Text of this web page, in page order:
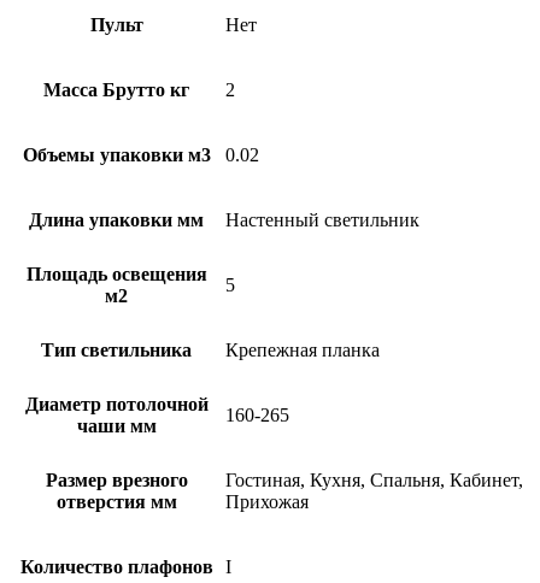
Пульт Нет
Масса Брутто кг 2
Объемы упаковки м3 0.02
Длина упаковки мм Настенный светильник
Площадь освещения
м2
5
Тип светильника Крепежная планка
Диаметр потолочной
чаши мм
160-265
Размер врезного
отверстия мм
Гостиная, Кухня, Спальня, Кабинет,
Прихожая
Количество плафонов I